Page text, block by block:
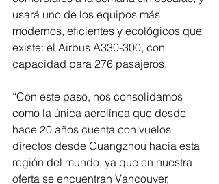
usará uno de los equipos más
modernos, eficientes y ecológicos que
existe: el Airbus A330-300, con
capacidad para 276 pasajeros.
“Con este paso, nos consolidamos
como la única aerolínea que desde
hace 20 años cuenta con vuelos
directos desde Guangzhou hacia esta
región del mundo, ya que en nuestra
oferta se encuentran Vancouver,